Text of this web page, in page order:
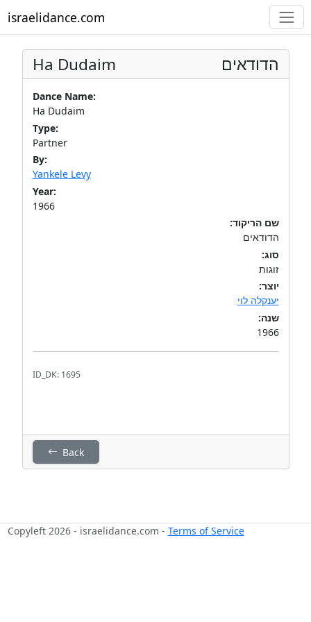
israelidance.com
Ha Dudaim הדודאים
Dance Name:
Ha Dudaim
Type:
Partner
By:
Yankele Levy
Year:
1966
שם הריקוד:
הדודאים
סוג:
זוגות
יוצר:
יענקלה לוי
שנה:
1966
ID_DK: 1695
Back
Copyleft 2026 - israelidance.com - Terms of Service